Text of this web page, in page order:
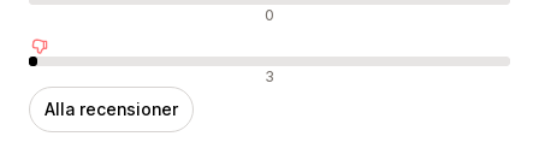
Neutrala recensioner 0
Negativa recensioner 3
Alla recensioner